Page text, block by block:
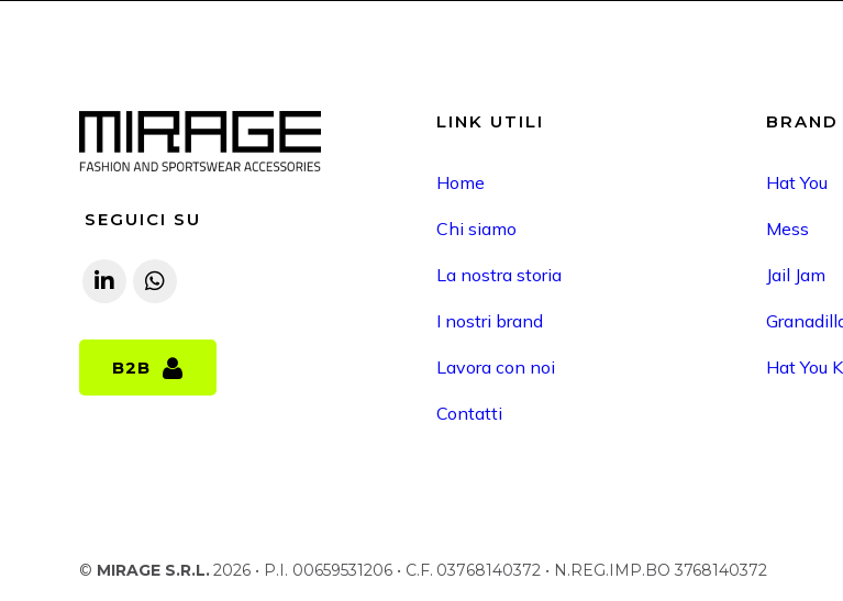
SEGUICI SU
B2B
B2B
LINK UTILI
Home
Chi siamo
La nostra storia
I nostri brand
Lavora con noi
Contatti
BRAND
Hat You
Mess
Jail Jam
Hat You
© MIRAGE S.R.L.2026 • P.I. 00659531206 • C.F. 03768140372 • N.REG.IMP.BO 3768140372